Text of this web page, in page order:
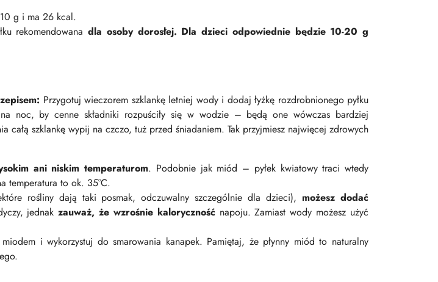
10 g i ma 26 kcal.
rekomendowanadla osoby dorosłej. Dla dzieci odpowiednie będzie 10-20 g
Przygotuj wieczorem szklankę letniej wody i dodaj łyżkę rozdrobnionego pyłku
noc, by cenne składniki rozpuściły się w wodzie – będą one wówczas bardziej
całą szklankę wypij na czczo, tuż przed śniadaniem. Tak przyjmiesz najwięcej zdrowych
ani niskim temperaturom. Podobnie jak miód – pyłek kwiatowy traci wtedy
temperatura to ok. 35°C.
rośliny dają taki posmak, odczuwalny szczególnie dla dzieci), możesz dodać
jednakzauważ, że wzrośnie kalorycznośćnapoju. Zamiast wody możesz użyć
miodem i wykorzystuj do smarowania kanapek. Pamiętaj, że płynny miód to naturalny